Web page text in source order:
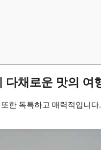
다채로운 맛의 여
한 독특하고 매력적입니